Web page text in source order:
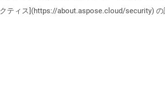
クティス](https://about.aspose.cloud/security) の